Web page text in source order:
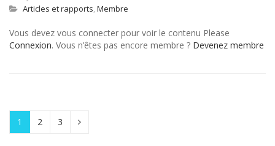
Articles et rapports, Membre
Vous devez vous connecter pour voir le contenu Please
Connexion. Vous n’êtes pas encore membre ? Devenez membre
1 2 3